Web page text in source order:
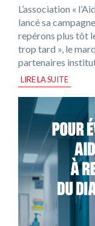
L’association «
lancé sa
repérons plus tôt
trop tard », le
partenaires
LIRE LA SUITE